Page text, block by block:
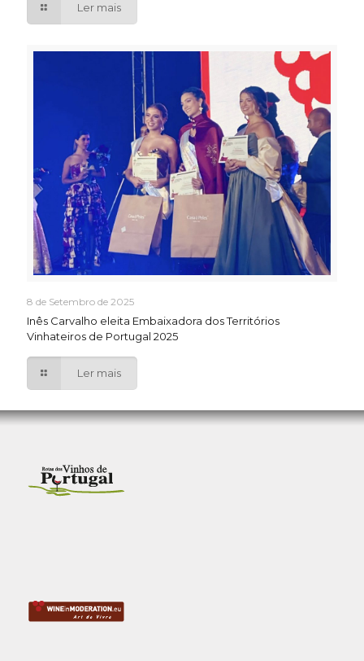
Ler mais
8 de Setembro de 2025
Inês Carvalho eleita Embaixadora dos Territórios
Vinhateiros de Portugal 2025
Ler mais